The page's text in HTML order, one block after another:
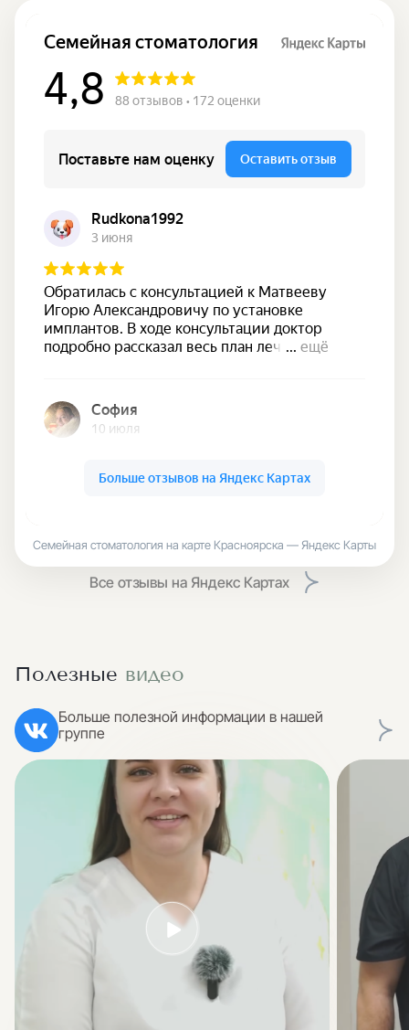
Семейная стоматология на карте Красноярска — Яндекс Карты
Все отзывы на Яндекс Картах
Полезные видео
Больше полезной информации в нашей
группе